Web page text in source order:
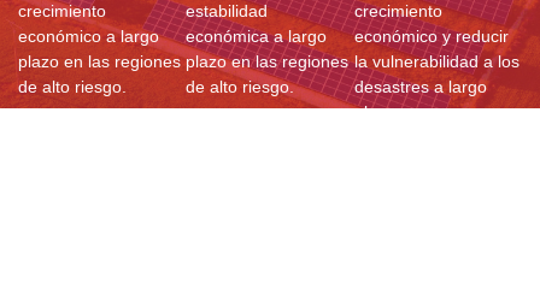
crecimiento
económico a largo
plazo en las regiones
de alto riesgo.
estabilidad
económica a largo
plazo en las regiones
de alto riesgo.
crecimiento
económico y reducir
la vulnerabilidad a los
desastres a largo
plazo.